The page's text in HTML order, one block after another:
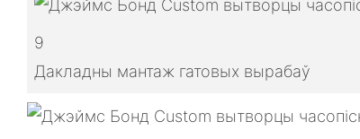
9
Дакладны мантаж гатовых вырабаў